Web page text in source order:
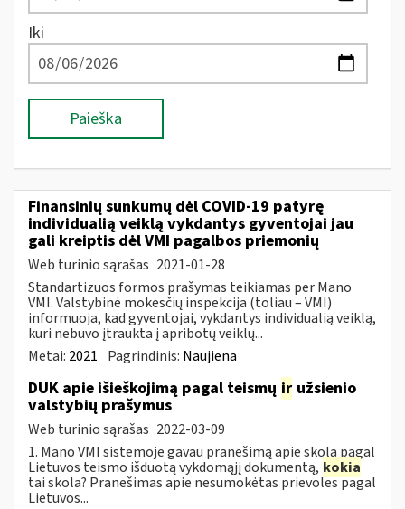
Iki
Paieška
Finansinių sunkumų dėl COVID-19 patyrę
individualią veiklą vykdantys gyventojai jau
gali kreiptis dėl VMI pagalbos priemonių
Web turinio sąrašas 2021-01-28
Standartizuos formos prašymas teikiamas per Mano
VMI. Valstybinė mokesčių inspekcija (toliau – VMI)
informuoja, kad gyventojai, vykdantys individualią veiklą,
kuri nebuvo įtraukta į apribotų veiklų...
Metai: 2021 Pagrindinis: Naujiena
DUK apie išieškojimą pagal teismų ir užsienio
valstybių prašymus
Web turinio sąrašas 2022-03-09
1. Mano VMI sistemoje gavau pranešimą apie skolą pagal
Lietuvos teismo išduotą vykdomąjį dokumentą, kokia
tai skola? Pranešimas apie nesumokėtas prievoles pagal
Lietuvos...